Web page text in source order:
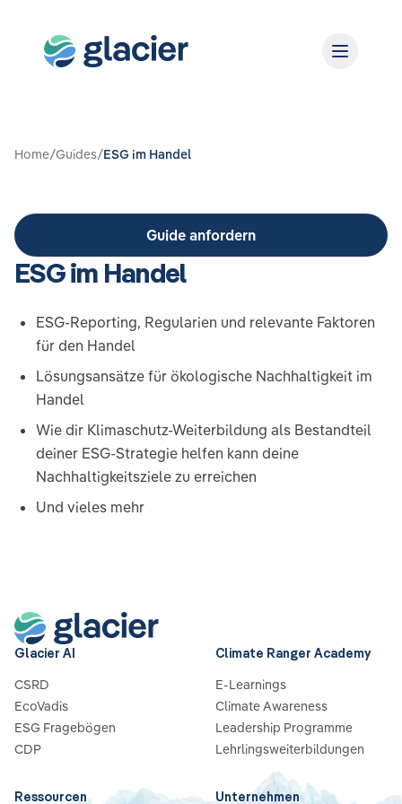
Home/Guides/ESG im Handel
Guide anfordern
ESG im Handel
ESG-Reporting, Regularien und relevante Faktoren
für den Handel
Lösungsansätze für ökologische Nachhaltigkeit im
Handel
Wie dir Klimaschutz-Weiterbildung als Bestandteil
deiner ESG-Strategie helfen kann deine
Nachhaltigkeitsziele zu erreichen
Und vieles mehr
Glacier AI
CSRD
EcoVadis
ESG Fragebögen
CDP
Climate Ranger Academy
E-Learnings
Climate Awareness
Leadership Programme
Lehrlingsweiterbildungen
Ressourcen Unternehmen